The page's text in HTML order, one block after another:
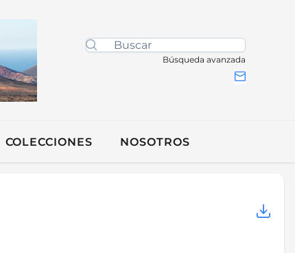
Búsqueda avanzada
COLECCIONES NOSOTROS